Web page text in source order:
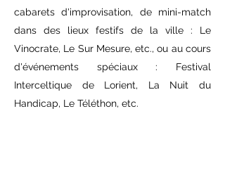
cabarets d'improvisation, de mini-match
dans des lieux festifs de la ville : Le
Vinocrate, Le Sur Mesure, etc., ou au cours
d'événements spéciaux : Festival
Interceltique de Lorient, La Nuit du
Handicap, Le Téléthon, etc.